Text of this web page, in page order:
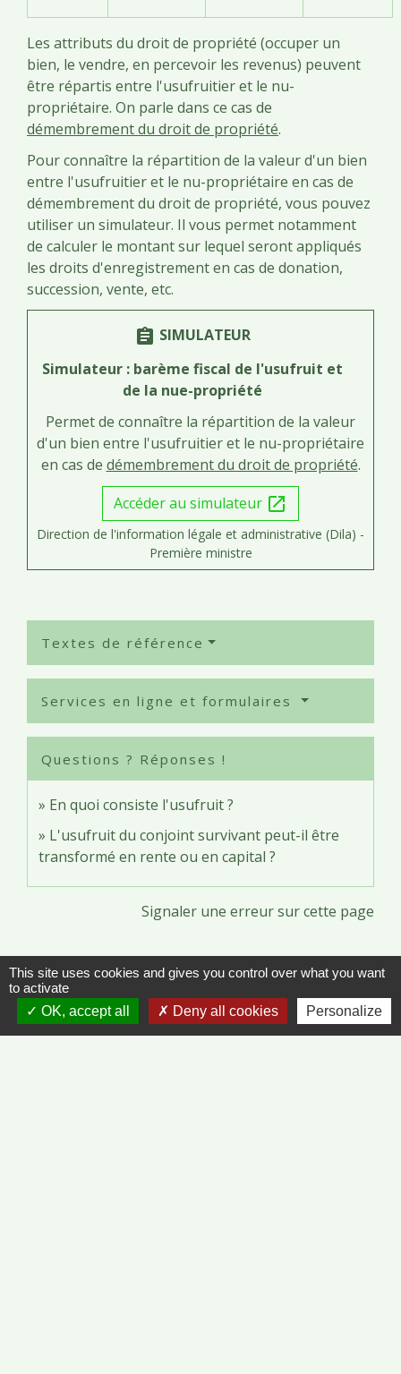
Les attributs du droit de propriété (occuper un
bien, le vendre, en percevoir les revenus) peuvent
être répartis entre l'usufruitier et le nu-
propriétaire. On parle dans ce cas de
démembrement du droit de propriété.
Pour connaître la répartition de la valeur d'un bien
entre l'usufruitier et le nu-propriétaire en cas de
démembrement du droit de propriété, vous pouvez
utiliser un simulateur. Il vous permet notamment
de calculer le montant sur lequel seront appliqués
les droits d'enregistrement en cas de donation,
succession, vente, etc.
assignment SIMULATEUR
Simulateur : barème fiscal de l'usufruit et
de la nue-propriété
Permet de connaître la répartition de la valeur
d'un bien entre l'usufruitier et le nu-propriétaire
en cas de démembrement du droit de propriété.
Accéder au simulateur open_in_new
Direction de l'information légale et administrative (Dila) -
Première ministre
Textes de référence
Services en ligne et formulaires
Questions ? Réponses !
En quoi consiste l'usufruit ?
L'usufruit du conjoint survivant peut-il être
transformé en rente ou en capital ?
Signaler une erreur sur cette page
Contacts
This site uses cookies and gives you control over what you want
to activate
OK, accept all
Deny all cookies Personalize